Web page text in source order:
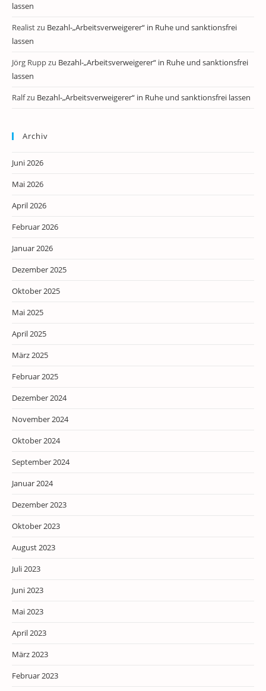
lassen
Realistzu Bezahl-„Arbeitsverweigerer“ in Ruhe und sanktionsfrei
lassen
Jörg Ruppzu Bezahl-„Arbeitsverweigerer“ in Ruhe und sanktionsfrei
lassen
Ralfzu Bezahl-„Arbeitsverweigerer“ in Ruhe und sanktionsfrei lassen
Archiv
Juni 2026
Mai 2026
April 2026
Februar 2026
Januar 2026
Dezember 2025
Oktober 2025
Mai 2025
April 2025
März 2025
Februar 2025
Dezember 2024
November 2024
Oktober 2024
September 2024
Januar 2024
Dezember 2023
Oktober 2023
August 2023
Juli 2023
Juni 2023
Mai 2023
April 2023
März 2023
Februar 2023